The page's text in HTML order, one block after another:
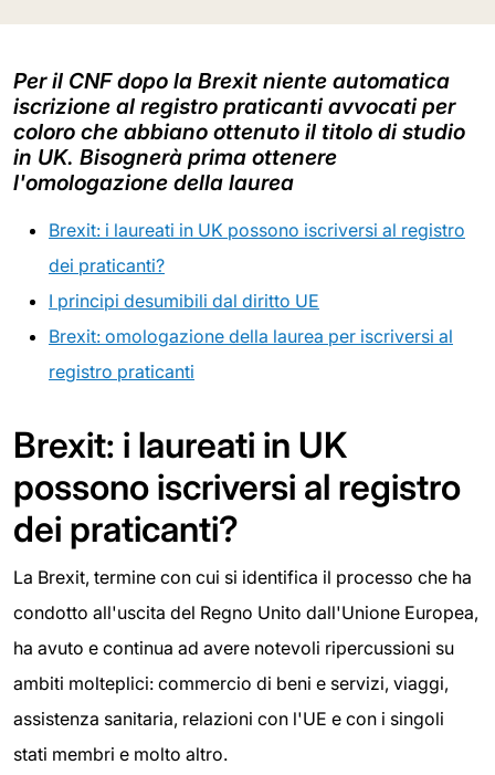
Per il CNF dopo la Brexit niente automatica
iscrizione al registro praticanti avvocati per
coloro che abbiano ottenuto il titolo di studio
in UK. Bisognerà prima ottenere
l'omologazione della laurea
Brexit: i laureati in UK possono iscriversi al registro
dei praticanti?
I principi desumibili dal diritto UE
Brexit: omologazione della laurea per iscriversi al
registro praticanti
Brexit: i laureati in UK
possono iscriversi al registro
dei praticanti?
La Brexit, termine con cui si identifica il processo che ha
condotto all'uscita del Regno Unito dall'Unione Europea,
ha avuto e continua ad avere notevoli ripercussioni su
ambiti molteplici: commercio di beni e servizi, viaggi,
assistenza sanitaria, relazioni con l'UE e con i singoli
stati membri e molto altro.